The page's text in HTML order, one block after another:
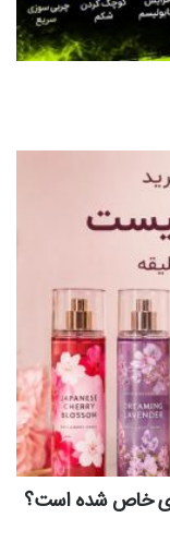
خاص شده است؟